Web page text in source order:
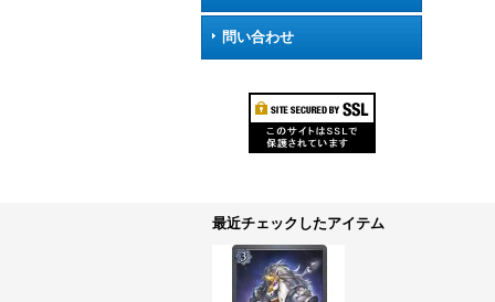
問い合わせ
最近チェックしたアイテム